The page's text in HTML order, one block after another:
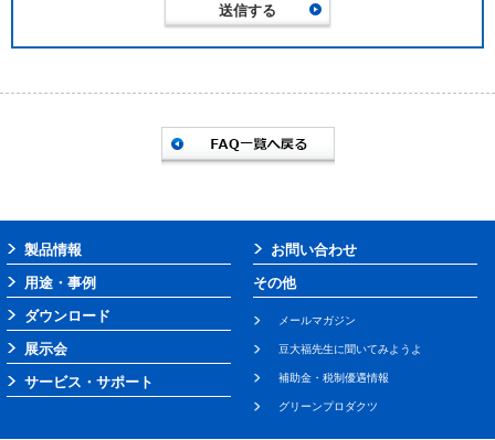
製品情報
用途・事例
ダウンロード
展示会
サービス・サポート
お問い合わせ
その他
メールマガジン
豆大福先生に聞いてみようよ
補助金・税制優遇情報
グリーンプロダクツ